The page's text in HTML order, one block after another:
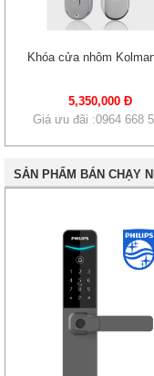
Khóa cửa nhôm
5,350,000 Đ
Giá ưu đãi :0964 668
SẢN PHẨM BÁN CHẠY